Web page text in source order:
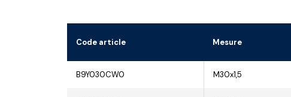
Code article Mesure
B9Y030CW0 M30x1,5